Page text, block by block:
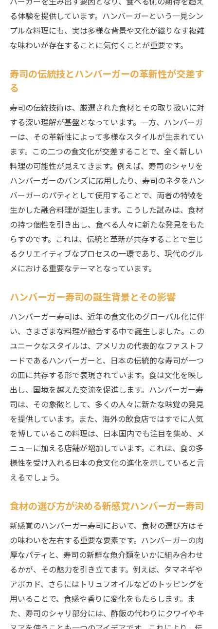
味料の選択
異文化を尊重したハンバーガーと寿司の共
存
覚体験
ニュー提案
ハンバーガーのジューシーさと寿司の繊細さが
織りなす絶妙な化学反応
ジューシーハンバーガーと繊細寿司の食感
の調和
調味料と食材の組み合わせで生まれる新味
覚
ハンバーガー寿司の魅力を引き出すための
調理法
化学反応が引き起こす味覚のシンフォニー
ハンバーガーと寿司が織りなす未知の味わ
寿司とハンバーガーが示す調和と対照の美
驚きの組み合わせハンバーガーと寿司が生む新
次元の味わい
ハンバーガー寿司の創造的なアプローチ
寿司文化から学ぶハンバーガーの新しい楽
しみ方
ハンバーガーの新次元を切り開く寿司ネタ
の活用
驚きの味を生むハンバーガーと寿司の組み
合わせ
ハンバーガーと寿司がもたらす食の革命
新しい味覚体験を求めるグルメへの提案
ハンバーガーと寿司の共演新時代のグルメ体験
を味わう
ハンバーガー寿司の人気の理由とその魅力
グルメの未来形としてのハンバーガーと寿
司の融合
ハンバーガー寿司が提供する新しい食の冒
寿司とハンバーガーが共演する新たなグル
メシーン
る体験を提供しています。ハンバーガーという一見シン
プルな料理にも、実は多様な背景や文化が織りなす複雑
な味わいが存在することに気付くことが重要です。
寿司の伝統技とハンバーガーの革新性が交差す
る
寿司の伝統技術は、厳選された食材とその取り扱いに対
する深い理解が基盤となっています。一方、ハンバーガ
ーは、その革新性によって多様なスタイルが生まれてい
ます。この二つの食文化が交差することで、全く新しい
料理の可能性が見えてきます。例えば、寿司のシャリを
ハンバーガーのバンズに応用したり、寿司のネタをハン
バーガーのパティとして使用することで、両者の特徴を
生かした融合料理が誕生します。こうした試みは、食材
の持つ個性を引き出し、食べる人々に新たな発見をもた
らすのです。これは、伝統と革新が共存することで生じ
るクリエイティブなプロセスの一環であり、現代のグル
メにおける重要なテーマとなっています。
ハンバーガー寿司の誕生背景とその影響
ハンバーガー寿司は、近年の食文化のグローバル化に伴
い、さまざまな料理が融合する中で誕生しました。この
ユニークなスタイルは、アメリカの代表的なファストフ
ードであるハンバーガーと、日本の伝統的な寿司が一つ
の皿に共存する形で表現されています。食は文化を映し
出し、国境を越えた交流を促進します。ハンバーガー寿
司は、その象徴として、多くの人々に新たな味覚の発見
を提供しています。また、海外の飲食店ではすでに人気
を博しているこの料理は、日本国内でも注目を集め、メ
ニューに加える店舗が増加しています。これは、食の多
様性を受け入れる日本の食文化の進化を示していると言
えるでしょう。
食材の選び方が決める新感覚ハンバーガー寿司
新感覚のハンバーガー寿司において、食材の選び方はそ
の味わいを左右する重要な要素です。ハンバーガーの肉
厚なパティと、寿司の新鮮な魚介類をいかに組み合わせ
るかが、その魅力を引き立てます。例えば、タマネギや
アボカド、さらにはトリュフオイルなどのトッピングを
用いることで、食感や香りに変化をもたらします。ま
た、寿司のシャリ部分には、酢飯の代わりにクワイやキ